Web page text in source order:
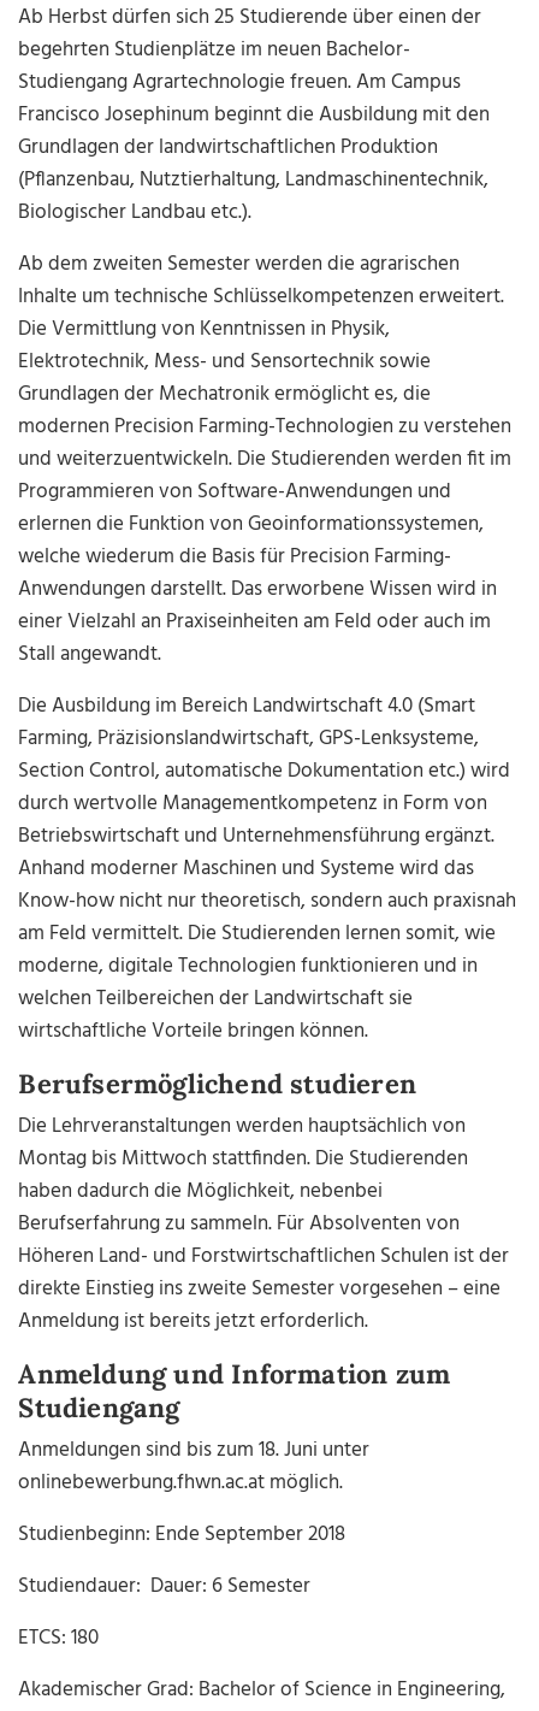
Ab Herbst dürfen sich 25 Studierende über einen der
begehrten Studienplätze im neuen Bachelor-
Studiengang Agrartechnologie freuen. Am Campus
Francisco Josephinum beginnt die Ausbildung mit den
Grundlagen der landwirtschaftlichen Produktion
(Pflanzenbau, Nutztierhaltung, Landmaschinentechnik,
Biologischer Landbau etc.).
Ab dem zweiten Semester werden die agrarischen
Inhalte um technische Schlüsselkompetenzen erweitert.
Die Vermittlung von Kenntnissen in Physik,
Elektrotechnik, Mess- und Sensortechnik sowie
Grundlagen der Mechatronik ermöglicht es, die
modernen Precision Farming-Technologien zu verstehen
und weiterzuentwickeln. Die Studierenden werden fit im
Programmieren von Software-Anwendungen und
erlernen die Funktion von Geoinformationssystemen,
welche wiederum die Basis für Precision Farming-
Anwendungen darstellt. Das erworbene Wissen wird in
einer Vielzahl an Praxiseinheiten am Feld oder auch im
Stall angewandt.
Die Ausbildung im Bereich Landwirtschaft 4.0 (Smart
Farming, Präzisionslandwirtschaft, GPS-Lenksysteme,
Section Control, automatische Dokumentation etc.) wird
durch wertvolle Managementkompetenz in Form von
Betriebswirtschaft und Unternehmensführung ergänzt.
Anhand moderner Maschinen und Systeme wird das
Know-how nicht nur theoretisch, sondern auch praxisnah
am Feld vermittelt. Die Studierenden lernen somit, wie
moderne, digitale Technologien funktionieren und in
welchen Teilbereichen der Landwirtschaft sie
wirtschaftliche Vorteile bringen können.
Berufsermöglichend studieren
Die Lehrveranstaltungen werden hauptsächlich von
Montag bis Mittwoch stattfinden. Die Studierenden
haben dadurch die Möglichkeit, nebenbei
Berufserfahrung zu sammeln. Für Absolventen von
Höheren Land- und Forstwirtschaftlichen Schulen ist der
direkte Einstieg ins zweite Semester vorgesehen – eine
Anmeldung ist bereits jetzt erforderlich.
Anmeldung und Information zum
Studiengang
Anmeldungen sind bis zum 18. Juni unter
onlinebewerbung.fhwn.ac.at möglich.
Studienbeginn: Ende September 2018
Studiendauer: Dauer: 6 Semester
ETCS: 180
Akademischer Grad: Bachelor of Science in Engineering,